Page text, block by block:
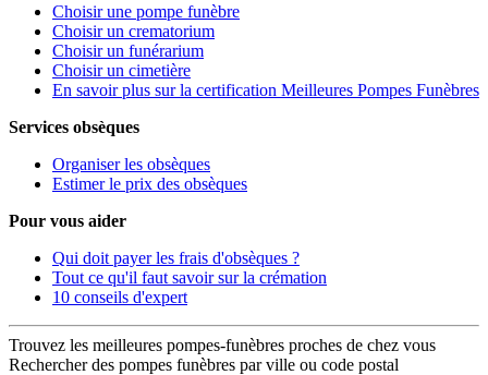
Choisir une pompe funèbre
Choisir un crematorium
Choisir un funérarium
Choisir un cimetière
En savoir plus sur la certification Meilleures Pompes Funèbres
Services obsèques
Organiser les obsèques
Estimer le prix des obsèques
Pour vous aider
Qui doit payer les frais d'obsèques ?
Tout ce qu'il faut savoir sur la crémation
10 conseils d'expert
Trouvez les meilleures pompes-funèbres proches de chez vous
Rechercher des pompes funèbres par ville ou code postal